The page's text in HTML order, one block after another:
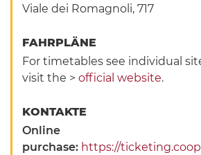
Viale dei Romagnoli, 717
FAHRPLÄNE
For timetables see individual
visit the >official website.
KONTAKTE
Online
purchase: https://